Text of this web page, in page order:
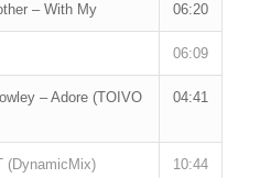
– With My 06:20
06:09
– Adore (TOIVO
04:41
(DynamicMix) 10:44